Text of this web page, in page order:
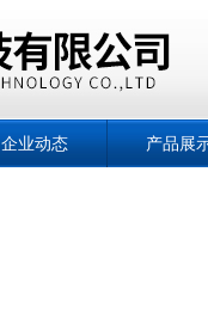
企业动态 产品展